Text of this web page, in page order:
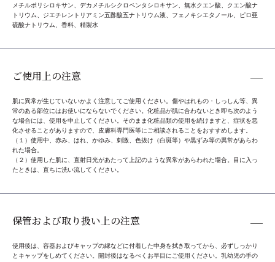
メチルポリシロキサン、デカメチルシクロペンタシロキサン、無水クエン酸、クエン酸ナ
トリウム、ジエチレントリアミン五酢酸五ナトリウム液、フェノキシエタノール、ピロ亜
硫酸ナトリウム、香料、精製水
ご使用上の注意
肌に異常が生じていないかよく注意してご使用ください。傷やはれもの・しっしん等、異
常のある部位にはお使いにならないでください。化粧品が肌に合わないとき即ち次のよう
な場合には、使用を中止してください。そのまま化粧品類の使用を続けますと、症状を悪
化させることがありますので、皮膚科専門医等にご相談されることをおすすめします。
（１）使用中、赤み、はれ、かゆみ、刺激、色抜け（白斑等）や黒ずみ等の異常があらわ
れた場合。
（２）使用した肌に、直射日光があたって上記のような異常があらわれた場合。目に入っ
たときは、直ちに洗い流してください。
保管および取り扱い上の注意
使用後は、容器およびキャップの縁などに付着した中身を拭き取ってから、必ずしっかり
とキャップをしめてください。開封後はなるべくお早目にご使用ください。乳幼児の手の